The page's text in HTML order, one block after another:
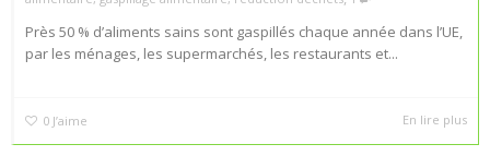
Près 50 % d’aliments sains sont gaspillés chaque année dans l’UE,
par les ménages, les supermarchés, les restaurants et...
0 J’aime En lire plus